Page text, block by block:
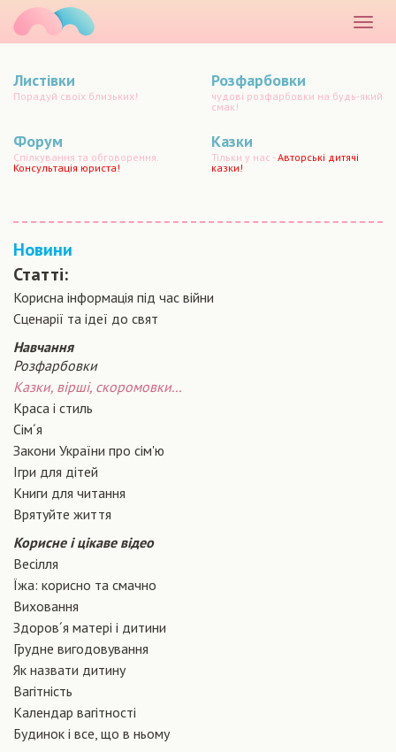
меню
Листівки
Порадуй своїх близьких!
Розфарбовки
чудові розфарбовки на будь-який
смак!
Форум
Спілкування та обговорення.
Консультація юриста!
Казки
Тільки у нас -Авторські дитячі
казки!
Новини
Статті:
Корисна інформація під час війни
Сценарiї та iдеї до свят
Навчання
Розфарбовки
Казки, вірші, скоромовки...
Краса і стиль
Сiм´я
Закони України про сiм'ю
Ігри для дітей
Книги для читання
Врятуйте життя
Корисне і цікаве відео
Весілля
Їжа: корисно та смачно
Виховання
Здоров´я матері і дитини
Грудне вигодовування
Як назвати дитину
Вагiтнiсть
Календар вагітності
Будинок і все, що в ньому